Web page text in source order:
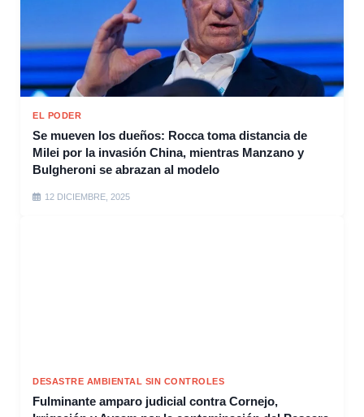
EL PODER
Se mueven los dueños: Rocca toma distancia de
Milei por la invasión China, mientras Manzano y
Bulgheroni se abrazan al modelo
12 DICIEMBRE, 2025
DESASTRE AMBIENTAL SIN CONTROLES
Fulminante amparo judicial contra Cornejo,